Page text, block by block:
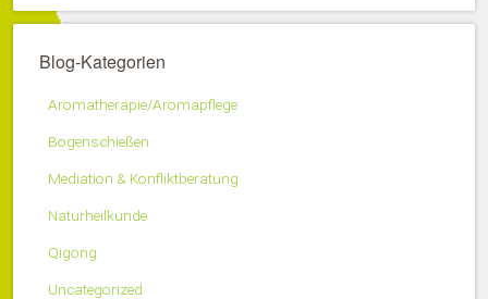
Blog-Kategorien
Aromatherapie/Aromapflege
Bogenschießen
Mediation & Konfliktberatung
Naturheilkunde
Qigong
Uncategorized